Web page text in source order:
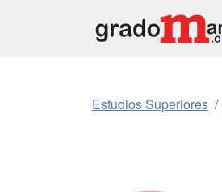
Estudios Superiores